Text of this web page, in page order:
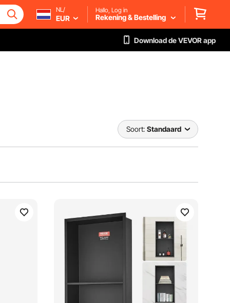
NL/
EUR
Hallo, Log in
Rekening & Bestelling
Download de VEVOR app
Soort: Standaard